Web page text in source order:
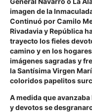
imagen de la
Continuó por Camilo
Rivadavia y República
trayecto los fieles
camino y en los
imágenes sagradas y
la Santísima Virgen
coloridos papelitos
A medida que
y devotos se